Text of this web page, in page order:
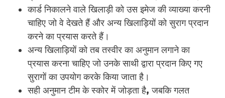
कार्ड निकालने वाले खिलाड़ी को उस इमेज की व्याख्या करनी
चाहिए जो वे देखते हैं और अन्य खिलाड़ियों को सुराग प्रदान
करने का प्रयास करते हैं।
अन्य खिलाड़ियों को तब तस्वीर का अनुमान लगाने का
प्रयास करना चाहिए जो उनके साथी द्वारा प्रदान किए गए
सुरागों का उपयोग करके किया जाता है।
सही अनुमान टीम के स्कोर में जोड़ता है, जबकि गलत